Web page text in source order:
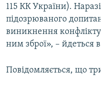
115 КК України).
підозрюваного
виникнення
ним зброї», – йдеться
Повідомляється, що